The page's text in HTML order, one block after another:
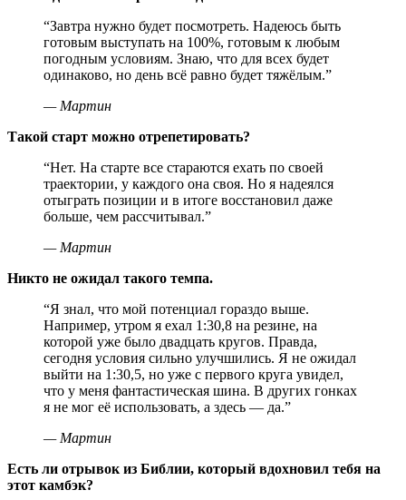
“Завтра нужно будет посмотреть. Надеюсь быть
готовым выступать на 100%, готовым к любым
погодным условиям. Знаю, что для всех будет
одинаково, но день всё равно будет тяжёлым.”
— Мартин
Такой старт можно отрепетировать?
“Нет. На старте все стараются ехать по своей
траектории, у каждого она своя. Но я надеялся
отыграть позиции и в итоге восстановил даже
больше, чем рассчитывал.”
— Мартин
Никто не ожидал такого темпа.
“Я знал, что мой потенциал гораздо выше.
Например, утром я ехал 1:30,8 на резине, на
которой уже было двадцать кругов. Правда,
сегодня условия сильно улучшились. Я не ожидал
выйти на 1:30,5, но уже с первого круга увидел,
что у меня фантастическая шина. В других гонках
я не мог её использовать, а здесь — да.”
— Мартин
Есть ли отрывок из Библии, который вдохновил тебя на
этот камбэк?